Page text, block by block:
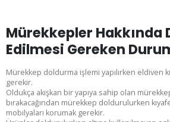
Mürekkepler Hakkında
Edilmesi Gereken
Mürekkep doldurma işlemi yapılırken eldiven
gerekir.
Oldukça akışkan bir yapıya sahip olan
bırakacağından mürekkep doldurulurken
mobilyaları korumak gerekir.